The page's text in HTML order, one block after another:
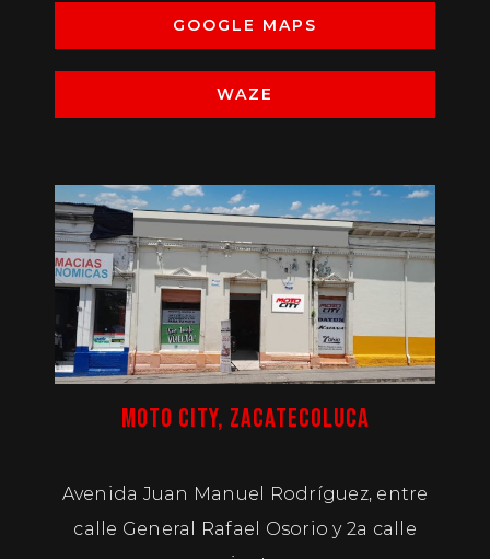
GOOGLE MAPS
WAZE
MOTO CITY, ZACATECOLUCA
Avenida Juan Manuel Rodríguez, entre
calle General Rafael Osorio y 2a calle